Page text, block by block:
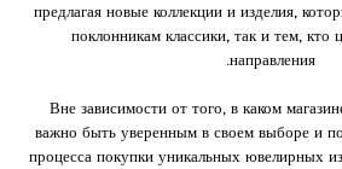
предлагая новые коллекции и изделия,
поклонникам классики, так и тем, кто
направления.
Вне зависимости от того, в каком
важно быть уверенным в своем выборе и
процесса покупки уникальных ювелирных